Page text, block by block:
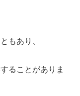
もあり、
ることがありま